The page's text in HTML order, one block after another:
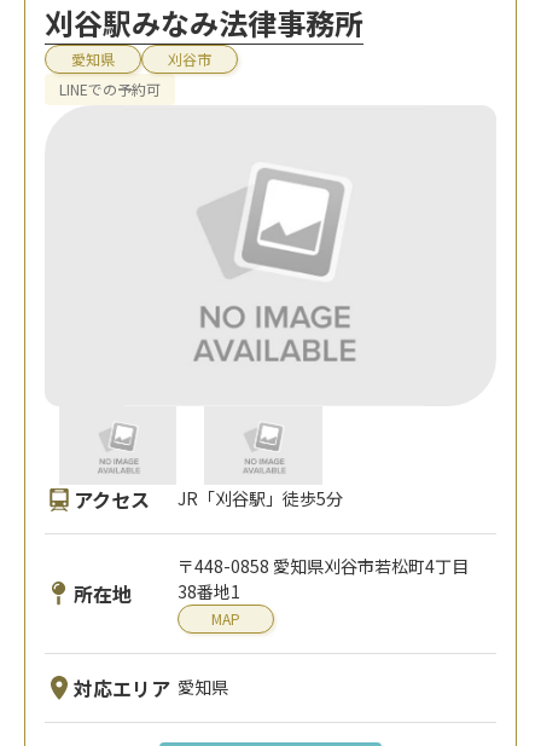
刈谷駅みなみ法律事務所
愛知県
刈谷市
LINEでの予約可
アクセス JR「刈谷駅」徒歩5分
所在地
〒448-0858 愛知県刈谷市若松町4丁目
38番地1
MAP
対応エリア 愛知県